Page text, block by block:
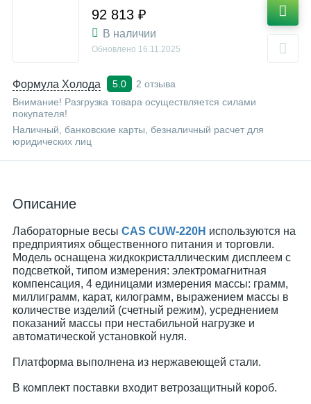
Формула Холода 5.0
2 отзыва
Внимание! Разгрузка товара осуществляется силами
покупателя!
Наличный, банковские карты, безналичный расчет для
юридических лиц
92 813 ₽
В наличии
Обновлено 16.11.2025
Описание
Лабораторные весы CAS CUW-220H используются на
предприятиях общественного питания и торговли.
Модель оснащена жидкокристаллическим дисплеем с
подсветкой, типом измерения: электромагнитная
компенсация, 4 единицами измерения массы: грамм,
миллиграмм, карат, килограмм, выражением массы в
количестве изделий (счетный режим), усреднением
показаний массы при нестабильной нагрузке и
автоматической установкой нуля.
Платформа выполнена из нержавеющей стали.
В комплект поставки входит ветрозащитный короб.